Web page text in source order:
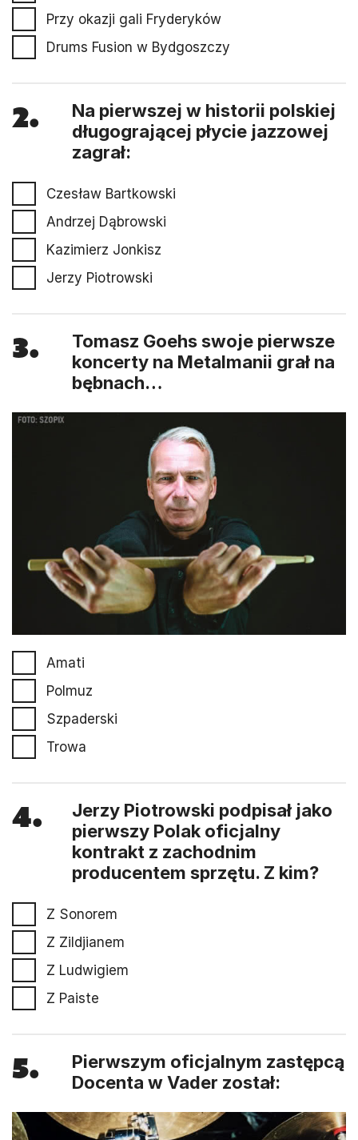
Przy okazji gali Fryderyków
Drums Fusion w Bydgoszczy
2.
Na pierwszej w historii polskiej
długogrającej płycie jazzowej
zagrał:
Czesław Bartkowski
Andrzej Dąbrowski
Kazimierz Jonkisz
Jerzy Piotrowski
3.
Tomasz Goehs swoje pierwsze
koncerty na Metalmanii grał na
bębnach…
Amati
Polmuz
Szpaderski
Trowa
4.
Jerzy Piotrowski podpisał jako
pierwszy Polak oficjalny
kontrakt z zachodnim
producentem sprzętu. Z kim?
Z Sonorem
Z Zildjianem
Z Ludwigiem
Z Paiste
5.
Pierwszym oficjalnym zastępcą
Docenta w Vader został: